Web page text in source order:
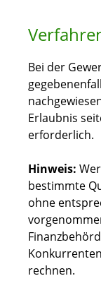
Bei der
Erlaubnis
erforderlich.
Hinweis:
bestimmte
ohne
rechnen.